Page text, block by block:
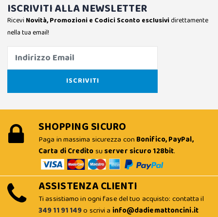
ISCRIVITI ALLA NEWSLETTER
Ricevi Novità, Promozioni e Codici Sconto esclusividirettamente
nella tua email!
SHOPPING SICURO
Paga in massima sicurezza con Bonifico, PayPal,
Carta di Creditosu server sicuro 128bit.
ASSISTENZA CLIENTI
Ti assistiamo in ogni fase del tuo acquisto: contatta il
349 11 91 149o scrivi a info@dadiemattoncini.it